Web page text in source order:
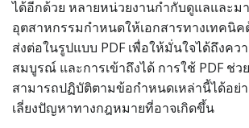
ได้อีกด้วย หลายหน่วยงานกำกับดูแลและม
อุตสาหกรรมกำหนดให้เอกสารทางเทคนิค
ส่งต่อในรูปแบบ PDF เพื่อให้มั่นใจได้ถึงคว
สมบูรณ์ และการเข้าถึงได้ การใช้ PDF ช่ว
สามารถปฏิบัติตามข้อกำหนดเหล่านี้ได้อย่
เลี่ยงปัญหาทางกฎหมายที่อาจเกิดขึ้น